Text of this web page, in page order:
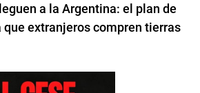
a la Argentina: el plan de
extranjeros compren tierras